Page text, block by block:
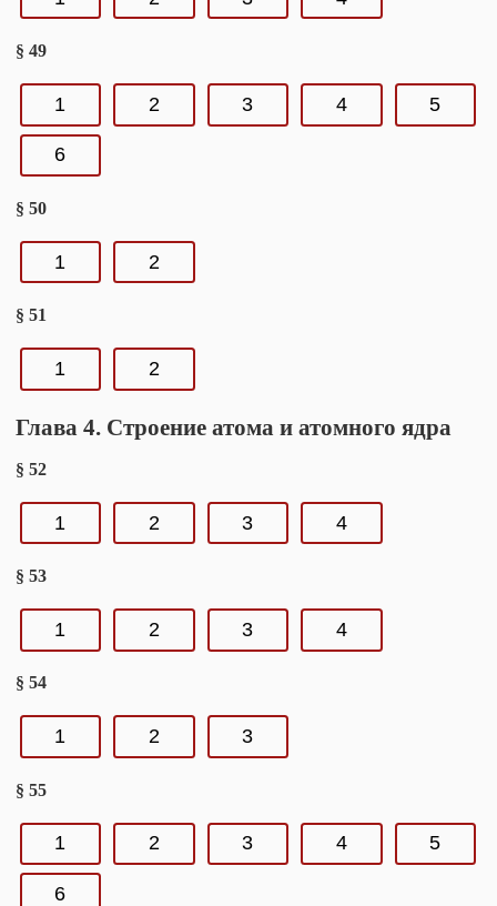
§ 49
1 2 3 4 5
6
§ 50
1 2
§ 51
1 2
Глава 4. Строение атома и атомного ядра
§ 52
1 2 3 4
§ 53
1 2 3 4
§ 54
1 2 3
§ 55
1 2 3 4 5
6